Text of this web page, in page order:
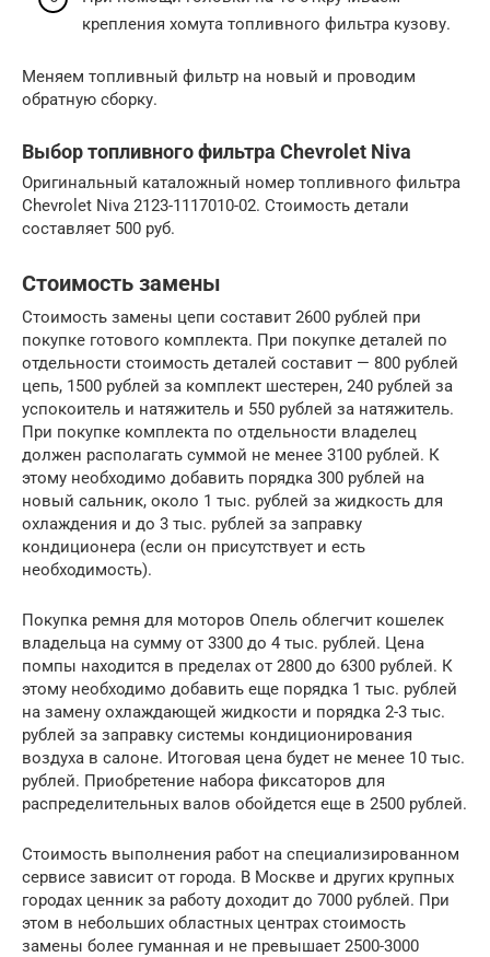
крепления хомута топливного фильтра кузову.
Меняем топливный фильтр на новый и проводим
обратную сборку.
Выбор топливного фильтра Chevrolet Niva
Оригинальный каталожный номер топливного фильтра
Chevrolet Niva 2123-1117010-02. Стоимость детали
составляет 500 руб.
Стоимость замены
Стоимость замены цепи составит 2600 рублей при
покупке готового комплекта. При покупке деталей по
отдельности стоимость деталей составит — 800 рублей
цепь, 1500 рублей за комплект шестерен, 240 рублей за
успокоитель и натяжитель и 550 рублей за натяжитель.
При покупке комплекта по отдельности владелец
должен располагать суммой не менее 3100 рублей. К
этому необходимо добавить порядка 300 рублей на
новый сальник, около 1 тыс. рублей за жидкость для
охлаждения и до 3 тыс. рублей за заправку
кондиционера (если он присутствует и есть
необходимость).
Покупка ремня для моторов Опель облегчит кошелек
владельца на сумму от 3300 до 4 тыс. рублей. Цена
помпы находится в пределах от 2800 до 6300 рублей. К
этому необходимо добавить еще порядка 1 тыс. рублей
на замену охлаждающей жидкости и порядка 2-3 тыс.
рублей за заправку системы кондиционирования
воздуха в салоне. Итоговая цена будет не менее 10 тыс.
рублей. Приобретение набора фиксаторов для
распределительных валов обойдется еще в 2500 рублей.
Стоимость выполнения работ на специализированном
сервисе зависит от города. В Москве и других крупных
городах ценник за работу доходит до 7000 рублей. При
этом в небольших областных центрах стоимость
замены более гуманная и не превышает 2500-3000